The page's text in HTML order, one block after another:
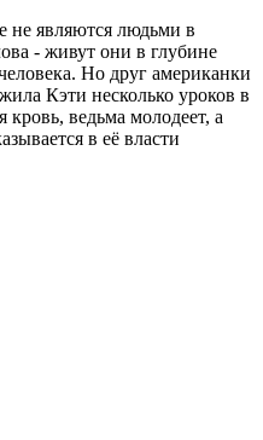
не являются людьми в
- живут они в глубине
Но друг американки
Кэти несколько уроков в
ведьма молодеет, а
в её власти